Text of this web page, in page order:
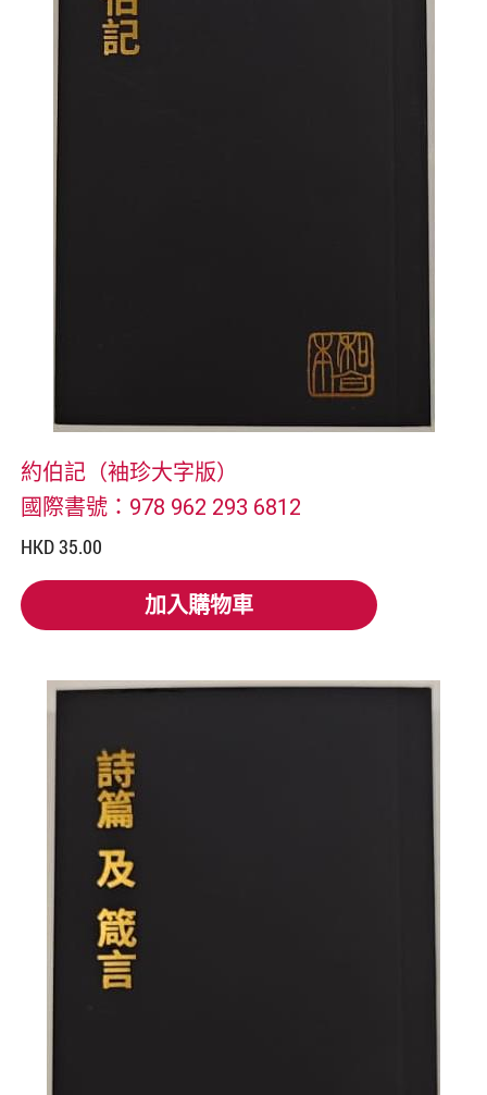
約伯記（袖珍大字版）
國際書號：978 962 293 6812
HKD 35.00
加入購物車
加入購物車